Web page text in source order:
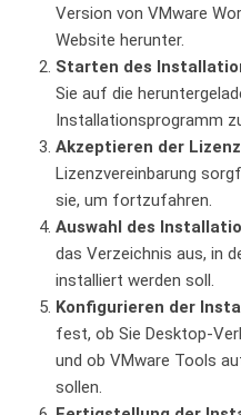
Version von VMware
Website herunter.
Starten⁣ des
Sie auf die
Installationsprogramm
Akzeptieren der
Lizenzvereinbarung
⁣sie,​ um fortzufahren.
Auswahl des​
das ‍Verzeichnis aus, in
installiert⁣ werden soll.
Konfigurieren ‌der⁤
fest, ob Sie Desktop-
und ob VMware Tools
sollen.